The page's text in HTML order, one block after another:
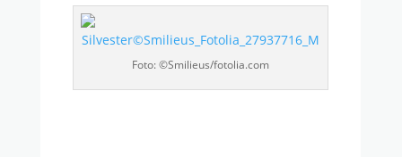
Foto: ©Smilieus/fotolia.com